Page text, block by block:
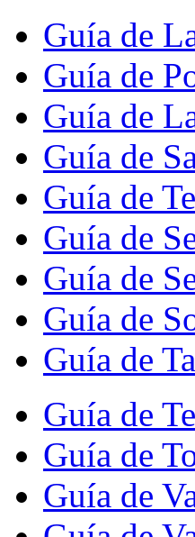
Guía de
Guía de
Guía de
Guía de
Guía de
Guía de
Guía de
Guía de
Guía de
Guía de
Guía de
Guía de